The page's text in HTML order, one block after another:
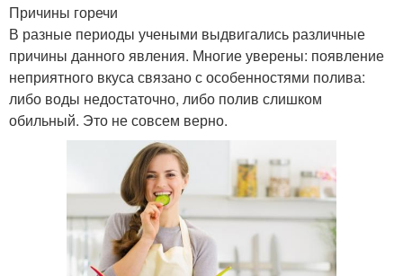
Причины горечи
В разные периоды учеными выдвигались различные
причины данного явления. Многие уверены: появление
неприятного вкуса связано с особенностями полива:
либо воды недостаточно, либо полив слишком
обильный. Это не совсем верно.